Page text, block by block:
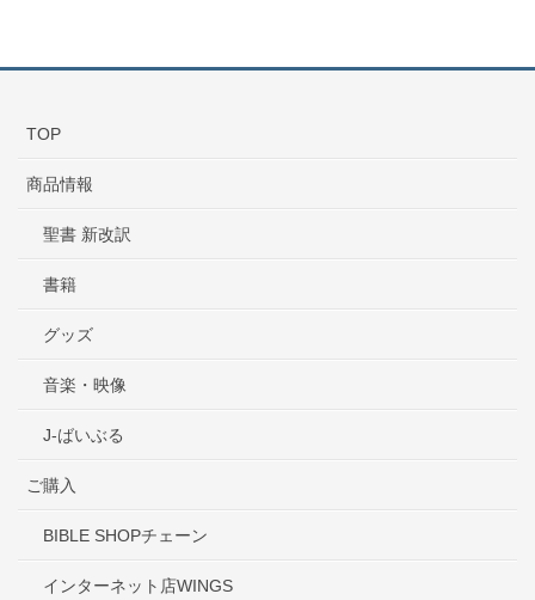
TOP
商品情報
聖書 新改訳
書籍
グッズ
音楽・映像
J-ばいぶる
ご購入
BIBLE SHOPチェーン
インターネット店WINGS